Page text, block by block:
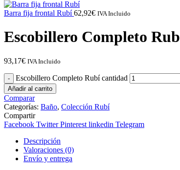
Barra fija frontal Rubí62,92€ IVA Incluido
Escobillero Completo
93,17€ IVA Incluido
Escobillero Completo Rubí cantidad
Añadir al carrito
Comparar
Categorías: Baño, Colección Rubí
Compartir
Facebook Twitter Pinterest linkedin Telegram
Descripción
Valoraciones (0)
Envío y entrega